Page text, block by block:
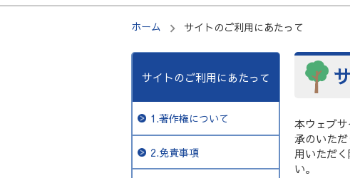
ホーム サイトのご利用にあたって
サイトのご利用にあたって
1.著作権について
2.免責事項
本ウェブ
承のいた
用いただ
い。